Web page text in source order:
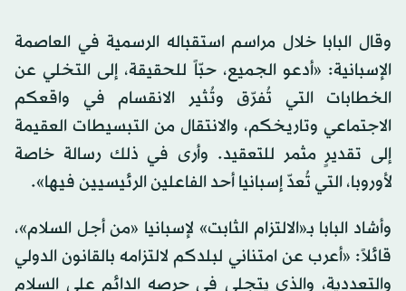
وقال البابا خلال مراسم استقباله الرسمية في العاصمة
الإسبانية: «أدعو الجميع، حبّاً للحقيقة، إلى التخلي عن
الخطابات التي تُفرّق وتُثير الانقسام في واقعكم
الاجتماعي وتاريخكم، والانتقال من التبسيطات العقيمة
إلى تقديرٍ مثمر للتعقيد. وأرى في ذلك رسالة خاصة
لأوروبا، التي تُعدّ إسبانيا أحد الفاعلين الرئيسيين فيها».
وأشاد البابا بـ«الالتزام الثابت» لإسبانيا «من أجل السلام»،
قائلاً: «أعرب عن امتناني لبلدكم لالتزامه بالقانون الدولي
والتعددية، والذي يتجلى في حرصه الدائم على السلام